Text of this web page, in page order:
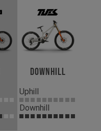
Downhill
Uphill
Downhill